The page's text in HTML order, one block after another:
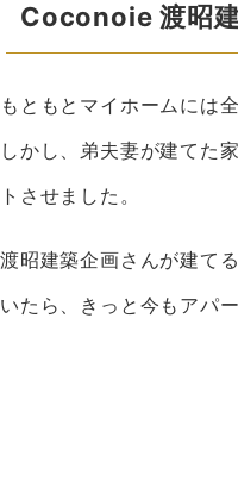
Coconoie 渡昭
もともとマイホームには
しかし、弟夫妻が建てた
トさせました。
渡昭建築企画さんが建て
いたら、きっと今もアパ